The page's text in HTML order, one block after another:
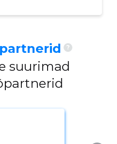
?
suurimad